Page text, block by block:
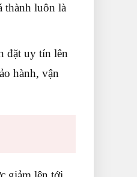
thành luôn là
đặt uy tín lên
hành, vận